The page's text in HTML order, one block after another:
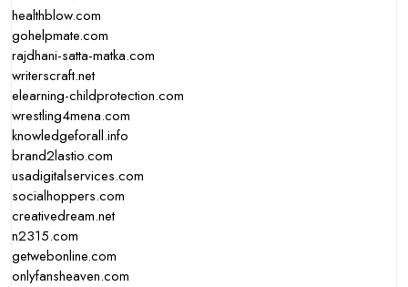
healthblow.com
gohelpmate.com
rajdhani-satta-matka.com
writerscraft.net
elearning-childprotection.com
wrestling4mena.com
knowledgeforall.info
brand2lastio.com
usadigitalservices.com
socialhoppers.com
creativedream.net
n2315.com
getwebonline.com
onlyfansheaven.com